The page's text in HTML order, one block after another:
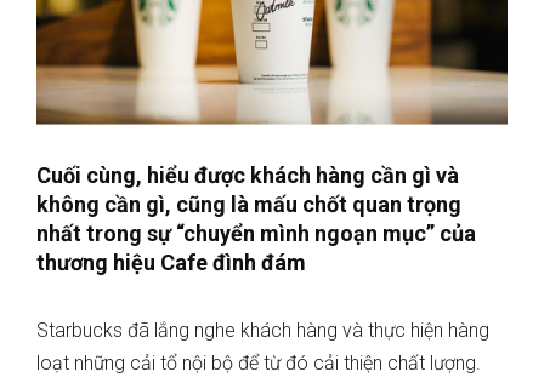
Cuối cùng, hiểu được khách hàng cần gì và
không cần gì, cũng là mấu chốt quan trọng
nhất trong sự “chuyển mình ngoạn mục” của
thương hiệu Cafe đình đám
Starbucks đã lắng nghe khách hàng và thực hiện hàng
loạt những cải tổ nội bộ để từ đó cải thiện chất lượng.